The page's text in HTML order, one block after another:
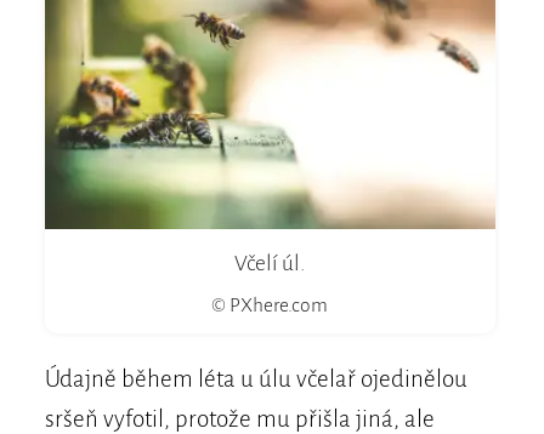
Včelí úl.
© PXhere.com
Údajně během léta u úlu včelař ojedinělou
sršeň vyfotil, protože mu přišla jiná, ale